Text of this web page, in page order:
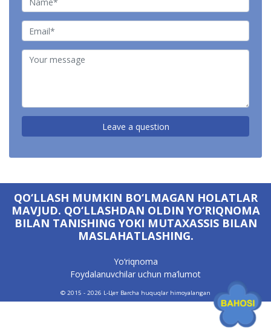
QO‘LLASH MUMKIN BO‘LMAGAN HOLATLAR
MAVJUD. QO‘LLASHDAN OLDIN YO‘RIQNOMA
BILAN TANISHING YOKI MUTAXASSIS BILAN
MASLAHATLASHING.
Yo‘riqnoma
Foydalanuvchilar uchun ma’lumot
© 2015 - 2026 L-Цет Barcha huquqlar himoyalangan
Qayerdan sotib
olish mumkin?